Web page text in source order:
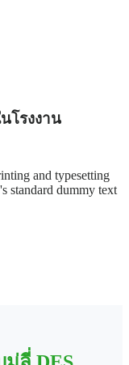
โรงงาน
and typesetting
standard dummy text